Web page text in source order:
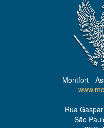
Montfort -
Rua
São